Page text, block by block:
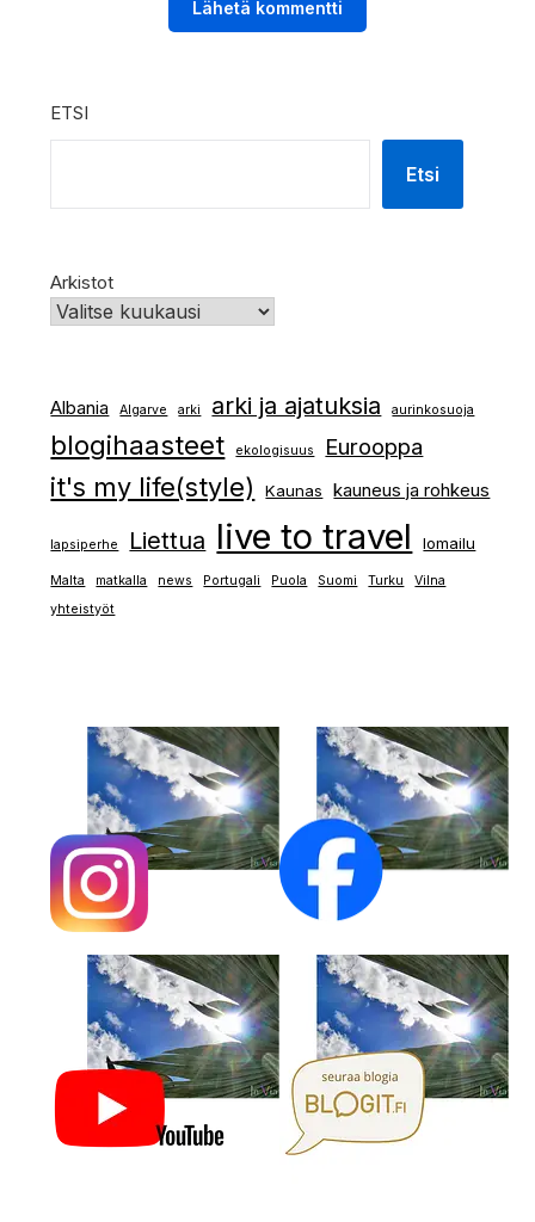
ETSI
Etsi
Arkistot
Albania Algarve arki arki ja ajatuksia aurinkosuoja
blogihaasteet ekologisuus Eurooppa
it's my life(style) Kaunas kauneus ja rohkeus
lapsiperhe Liettua live to travel lomailu
Malta matkalla news Portugali Puola Suomi Turku
Vilna
yhteistyöt